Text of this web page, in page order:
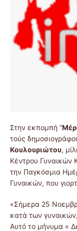
Στην εκπομπή “
τούς
Κουλουριώτου,
Κέντρου Γυναικών
την Παγκόσμια
Γυναικών, που
«Σήμερα 25
κατά των
Αυτό το μήνυμα «